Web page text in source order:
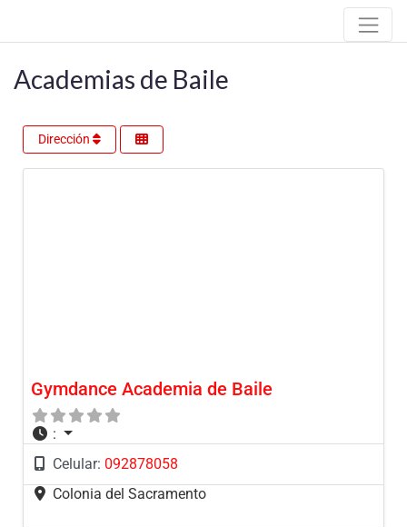
Academias de Baile
Dirección
Gymdance Academia de Baile
:
Celular: 092878058
Colonia del Sacramento